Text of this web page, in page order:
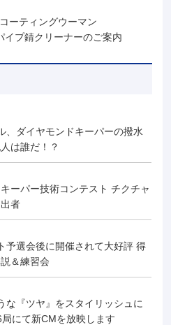
ーティングウーマン
イプ錆クリーナーのご案内
、ダイヤモンドキーパーの撥水
は誰だ！？
ーパー技術コンテスト チクチャ
者
予選会後に開催されて大好評 得
＆練習会
な『ツヤ』をスタイリッシュに
にて新CMを放映します